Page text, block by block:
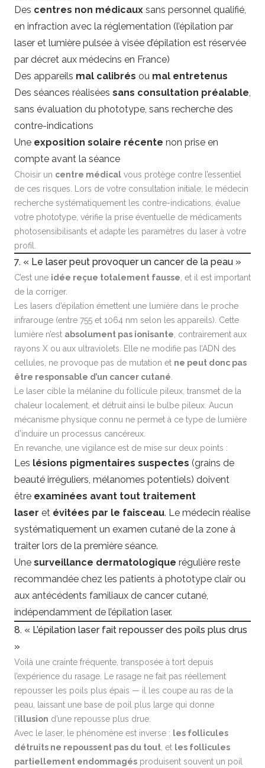
Des centres non médicaux sans personnel qualifié,
en infraction avec la réglementation (l’épilation par
laser et lumière pulsée à visée d’épilation est réservée
par décret aux médecins en France)
Des appareils mal calibrés ou mal entretenus
Des séances réalisées sans consultation préalable
sans évaluation du phototype, sans recherche des
contre-indications
Une exposition solaire récente non prise en
compte avant la séance
Choisir un centre médical vous protège contre l’essentiel
de ces risques. Lors de votre consultation initiale , le médecin
recherche systématiquement les contre-indications, évalue
votre phototype, vérifie la prise éventuelle de médicaments
photosensibilisants et adapte les paramètres du laser à votre
profil.
7. « Le laser peut provoquer un cancer de la peau »
C’est une idée reçue totalement fausse , et il est important
de la corriger.
Les lasers d’épilation émettent une lumière dans le proche
infrarouge (entre 755 et 1064 nm selon les appareils). Cette
lumière n’est absolument pas ionisante , contrairement aux
rayons X ou aux ultraviolets. Elle ne modifie pas l’ADN des
cellules, ne provoque pas de mutation et ne peut donc pas
être responsable d’un cancer cutané
Le laser cible la mélanine du follicule pileux, transmet de la
chaleur localement, et détruit ainsi le bulbe pileux. Aucun
mécanisme physique connu ne permet à ce type de lumière
d’induire un processus cancéreux.
En revanche, une vigilance est de mise sur deux points :
Les lésions pigmentaires suspectes (grains de
beauté irréguliers, mélanomes potentiels) doivent
être examinées avant tout traitement
laser et évitées par le faisceau. Le médecin réalise
systématiquement un examen cutané de la zone à
traiter lors de la première séance.
Une surveillance dermatologique régulière reste
recommandée chez les patients à phototype clair ou
aux antécédents familiaux de cancer cutané,
indépendamment de l’épilation laser.
8. « L’épilation laser fait repousser des poils plus drus
»
Voilà une crainte fréquente, transposée à tort depuis
l’expérience du rasage. Le rasage ne fait pas réellement
repousser les poils plus épais — il les coupe au ras de la
peau, laissant une base de poil plus large qui donne
l’illusion d’une repousse plus drue.
Avec le laser, le phénomène est inverse : les follicules
détruits ne repoussent pas du tout , et les follicules
partiellement endommagés produisent souvent un poil